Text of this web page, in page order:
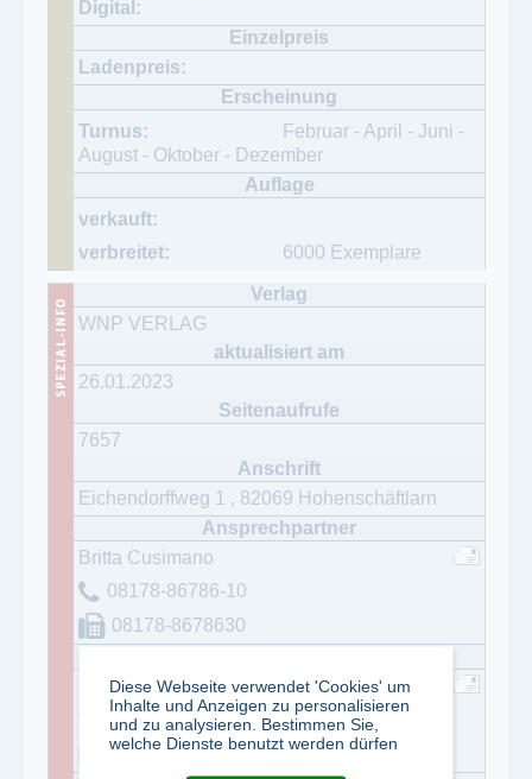
Februar - April - Juni -
August - Oktober - Dezember
6000 Exemplare
WNP VERLAG
26.01.2023
7657
Eichendorffweg 1 , 82069 Hohenschäftlarn
Britta Cusimano
08178-86786-10
08178-8678630
Wolfgang Plonner
08178- 86786-15
08178- 86786-30
Diese Webseite verwendet 'Cookies' um
Inhalte und Anzeigen zu personalisieren
und zu analysieren. Bestimmen Sie,
welche Dienste benutzt werden dürfen